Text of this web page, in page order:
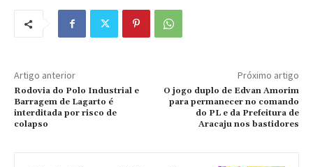
Artigo anterior
Rodovia do Polo Industrial e
Barragem de Lagarto é
interditada por risco de
colapso
Próximo artigo
O jogo duplo de Edvan Amorim
para permanecer no comando
do PL e da Prefeitura de
Aracaju nos bastidores